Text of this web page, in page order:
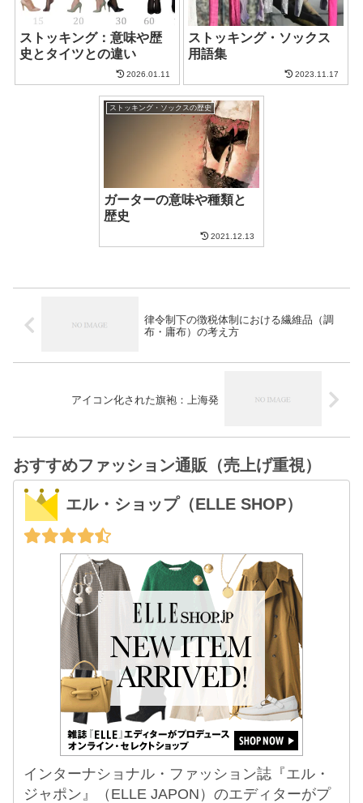
ストッキング：意味や歴
史とタイツとの違い
2026.01.11
ストッキング・ソックス
用語集
2023.11.17
ストッキング・ソックスの歴史
ガーターの意味や種類と
歴史
2021.12.13
律令制下の徴税体制における繊維品（調
布・庸布）の考え方
アイコン化された旗袍：上海発
おすすめファッション通販（売上げ重視）
エル・ショップ（ELLE SHOP）
インターナショナル・ファッション誌『エル・
ジャポン』（ELLE JAPON）のエディターがプ